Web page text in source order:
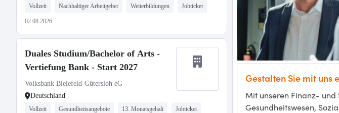
Vollzeit Nachhaltiger Arbeitgeber Weiterbildungen Jobticket
02.08.2026
Duales Studium/Bachelor of Arts -
Vertiefung Bank - Start 2027
Volksbank Bielefeld-Gütersloh eG
Deutschland
Vollzeit Gesundheitsangebote 13. Monatsgehalt Jobticket